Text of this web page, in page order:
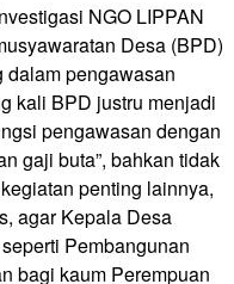
NGO LIPPAN
Desa (BPD)
pengawasan
kali BPD justru menjadi
pengawasan dengan
gaji buta”, bahkan tidak
penting lainnya,
agar Kepala Desa
Pembangunan
bagi kaum Perempuan